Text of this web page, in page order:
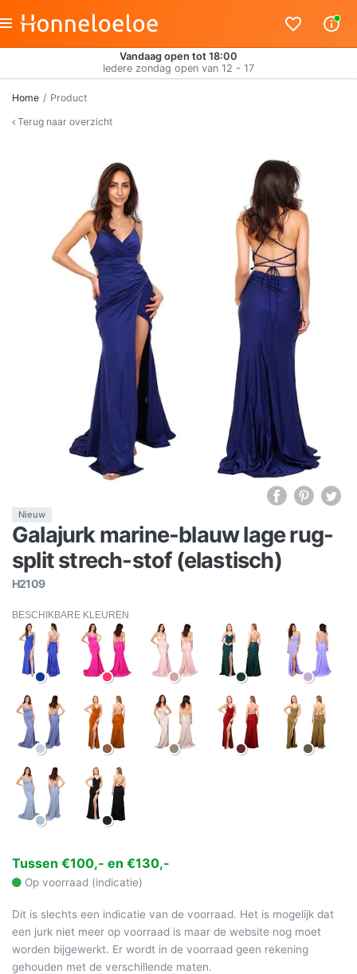
Vandaag open tot 18:00
Iedere zondag open van 12 - 17
Home
Product
Terug naar overzicht
Nieuw
Galajurk marine-blauw lage rug-
split strech-stof (elastisch)
H2109
BESCHIKBARE KLEUREN
Tussen €100,- en €130,-
Op voorraad (indicatie)
Dit is slechts een indicatie van de voorraad. Het is mogelijk dat
een jurk niet meer op voorraad is maar de website nog moet
worden bijgewerkt. Er wordt in de voorraad geen rekening
gehouden met de verschillende maten.